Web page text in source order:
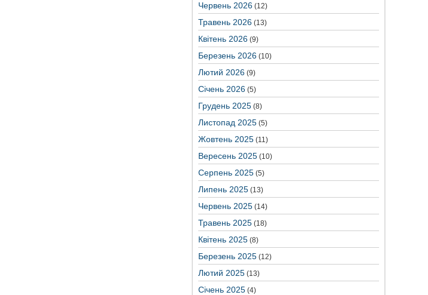
Червень 2026(12)
Травень 2026(13)
Квітень 2026(9)
Березень 2026(10)
Лютий 2026(9)
Січень 2026(5)
Грудень 2025(8)
Листопад 2025(5)
Жовтень 2025(11)
Вересень 2025(10)
Серпень 2025(5)
Липень 2025(13)
Червень 2025(14)
Травень 2025(18)
Квітень 2025(8)
Березень 2025(12)
Лютий 2025(13)
Січень 2025(4)